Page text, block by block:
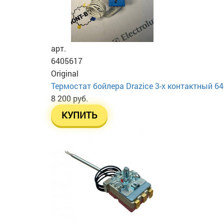
арт.
6405617
Original
Термостат бойлера Drazice 3-х контактный
8 200 руб.
КУПИТЬ